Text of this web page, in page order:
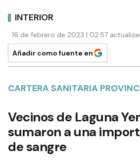
INTERIOR
16 de febrero de 2023 | 02:57
Añadir como fuente en
CARTERA SANITARIA
Vecinos de Laguna
sumaron a una
de sangre